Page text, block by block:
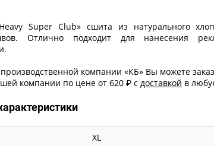
Super Club» сшита из натурального
Отлично подходит для нанесения
компании «КБ» Вы можете
компании по цене от 620 ₽ с доставкой в
XL